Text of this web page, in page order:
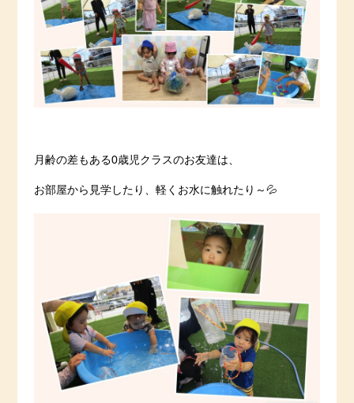
月齢の差もある0歳児クラスのお友達は、
お部屋から見学したり、軽くお水に触れたり～💦